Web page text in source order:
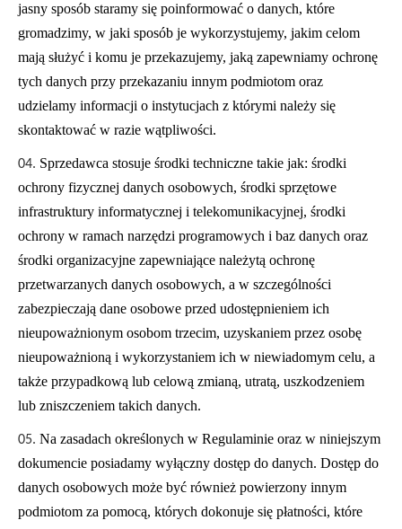
jasny sposób staramy się poinformować o danych, które
gromadzimy, w jaki sposób je wykorzystujemy, jakim celom
mają służyć i komu je przekazujemy, jaką zapewniamy ochronę
tych danych przy przekazaniu innym podmiotom oraz
udzielamy informacji o instytucjach z którymi należy się
skontaktować w razie wątpliwości.
Sprzedawca stosuje środki techniczne takie jak: środki
ochrony fizycznej danych osobowych, środki sprzętowe
infrastruktury informatycznej i telekomunikacyjnej, środki
ochrony w ramach narzędzi programowych i baz danych oraz
środki organizacyjne zapewniające należytą ochronę
przetwarzanych danych osobowych, a w szczególności
zabezpieczają dane osobowe przed udostępnieniem ich
nieupoważnionym osobom trzecim, uzyskaniem przez osobę
nieupoważnioną i wykorzystaniem ich w niewiadomym celu, a
także przypadkową lub celową zmianą, utratą, uszkodzeniem
lub zniszczeniem takich danych.
Na zasadach określonych w Regulaminie oraz w niniejszym
dokumencie posiadamy wyłączny dostęp do danych. Dostęp do
danych osobowych może być również powierzony innym
podmiotom za pomocą, których dokonuje się płatności, które